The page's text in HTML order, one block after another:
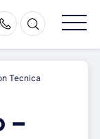
Tecnica
–